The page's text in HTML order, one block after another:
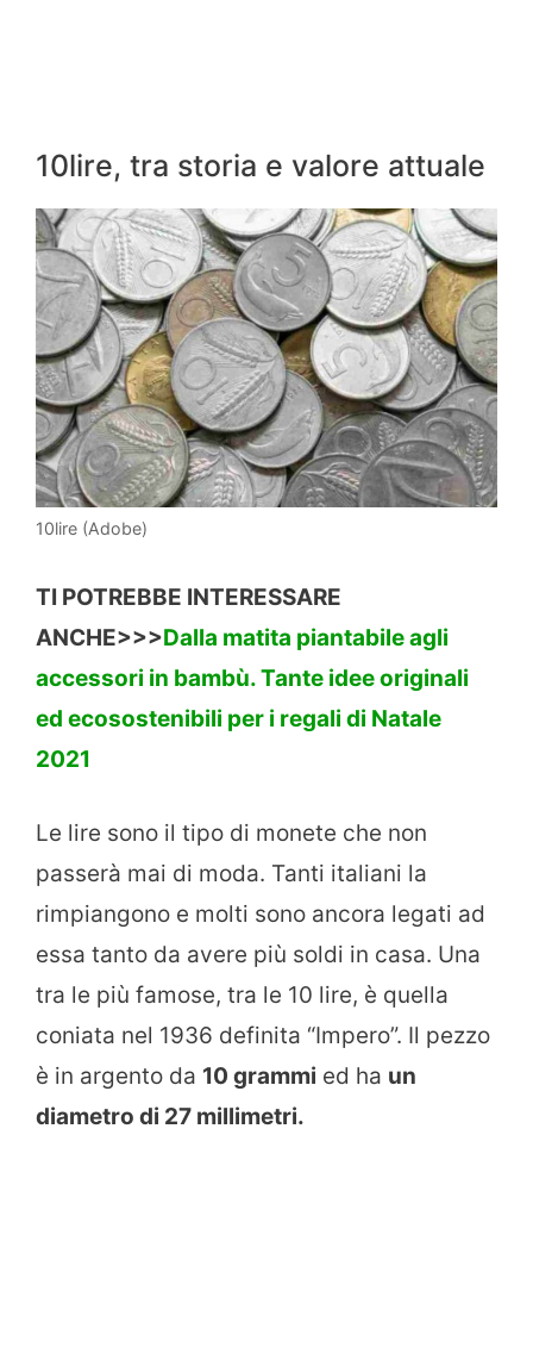
10lire, tra storia e valore attuale
10lire (Adobe)
TI POTREBBE INTERESSARE
ANCHE>>>Dalla matita piantabile agli
accessori in bambù. Tante idee originali
ed ecosostenibili per i regali di Natale
2021
Le lire sono il tipo di monete che non
passerà mai di moda. Tanti italiani la
rimpiangono e molti sono ancora legati ad
essa tanto da avere più soldi in casa. Una
tra le più famose, tra le 10 lire, è quella
coniata nel 1936 definita “Impero”. Il pezzo
è in argento da 10 grammi ed ha un
diametro di 27 millimetri.